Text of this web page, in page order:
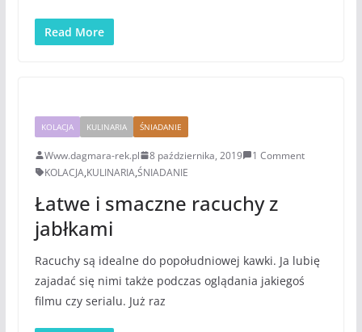
Read More
KOLACJA KULINARIA ŚNIADANIE
Www.dagmara-rek.pl 8 października, 2019
1 Comment
KOLACJA,KULINARIA,ŚNIADANIE
Łatwe i smaczne racuchy z
jabłkami
Racuchy są idealne do popołudniowej kawki. Ja lubię
zajadać się nimi także podczas oglądania jakiegoś
filmu czy serialu. Już raz